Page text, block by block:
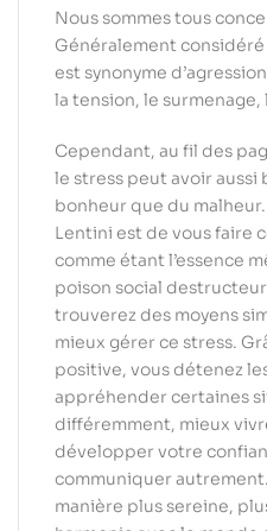
Nous sommes tous
Généralement
est synonyme
la tension, le
Cependant, au fil des
le stress peut avoir aussi
bonheur que du
Lentini est de vous faire
comme étant l’essence
poison social
trouverez des moyens
mieux gérer ce stress.
positive, vous détenez
appréhender certaines
différemment, mieux
développer votre
communiquer
manière plus sereine,